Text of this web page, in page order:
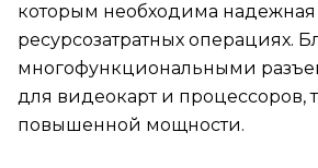
которым необходима надежная
ресурсозатратных операциях.
многофункциональными
для видеокарт и процессоров,
повышенной мощности.